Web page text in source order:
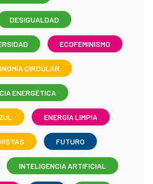
DESIGUALDAD
ECOFEMINISMO
CIRCULAR
ENERGÉTICA
ENERGÍA LIMPIA
FUTURO
INTELIGENCIA ARTIFICIAL